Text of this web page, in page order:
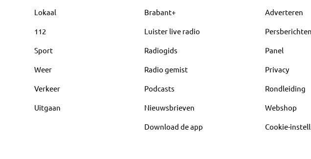
Lokaal
112
Sport
Weer
Verkeer
Uitgaan
Brabant+
Luister live radio
Radiogids
Radio gemist
Podcasts
Nieuwsbrieven
Download de app
Adverteren
Persberichten
Panel
Privacy
Rondleiding
Webshop
Cookie-